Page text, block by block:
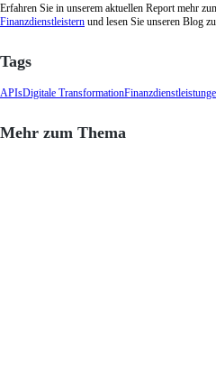
Erfahren Sie in unserem aktuellen Report mehr
Finanzdienstleistern und lesen Sie unseren Blog
Tags
APIsDigitale Transformation
Mehr zum Thema